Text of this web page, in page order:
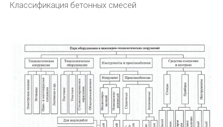
Классификация бетонных смесей